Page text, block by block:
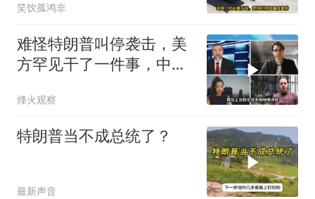
笑饮孤鸿非
难怪特朗普叫停袭击，美
方罕见干了一件事，中方
烽火观察
特朗普当不成总统了？
最新声音